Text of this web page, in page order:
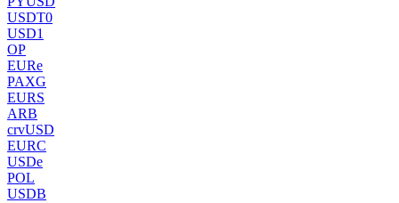
USDT0
USD1
OP
EURe
PAXG
EURS
ARB
crvUSD
EURC
USDe
POL
USDB